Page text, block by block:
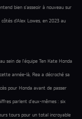
bien s’asseoir à nouveau sur
d’Alex Lowes, en 2023 au
sein de l’équipe Ten Kate Honda
année-là, Rea a décroché sa
pour Honda avant de passer
parlent d’eux-mêmes : six
tours pour un total incroyable